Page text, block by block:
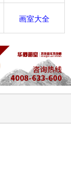
画室大全